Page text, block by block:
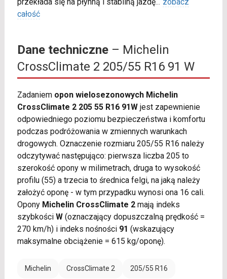
całość
Dane techniczne– Michelin
CrossClimate 2 205/55 R16 91 W
Zadaniem opon wielosezonowych Michelin
CrossClimate 2 205 55 R16 91Wjest zapewnienie
odpowiedniego poziomu bezpieczeństwa i komfortu
podczas podróżowania w zmiennych warunkach
drogowych. Oznaczenie rozmiaru 205/55 R16 należy
odczytywać następująco: pierwsza liczba 205 to
szerokość opony w milimetrach, druga to wysokość
profilu (55) a trzecia to średnica felgi, na jaką należy
założyć oponę - w tym przypadku wynosi ona 16 cali.
Opony Michelin CrossClimate 2mają indeks
szybkości W(oznaczający dopuszczalną prędkość =
270 km/h) i indeks nośności 91 (wskazujący
maksymalne obciążenie = 615 kg/oponę).
Michelin CrossClimate 2 205/55 R16